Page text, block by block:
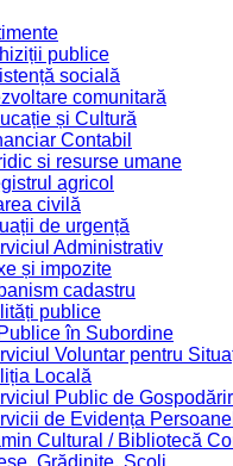
publice
socială
comunitară
și Cultură
Contabil
si resurse umane
agricol
civilă
de urgență
Administrativ
și impozite
cadastru
publice
în Subordine
Voluntar pentru
Locală
Public de
de Evidența
Cultural / Bibliotecă
Grădinițe, Școli